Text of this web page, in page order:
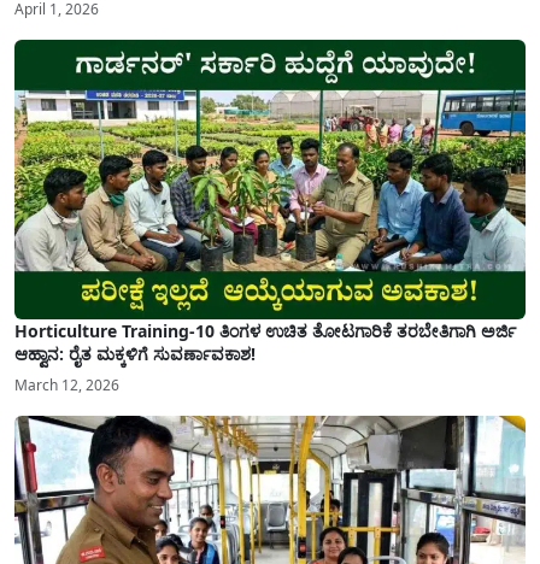
April 1, 2026
Horticulture Training-10 ತಿಂಗಳ ಉಚಿತ ತೋಟಗಾರಿಕೆ ತರಬೇತಿಗಾಗಿ ಅರ್ಜಿ
ಆಹ್ವಾನ: ರೈತ ಮಕ್ಕಳಿಗೆ ಸುವರ್ಣಾವಕಾಶ!
March 12, 2026